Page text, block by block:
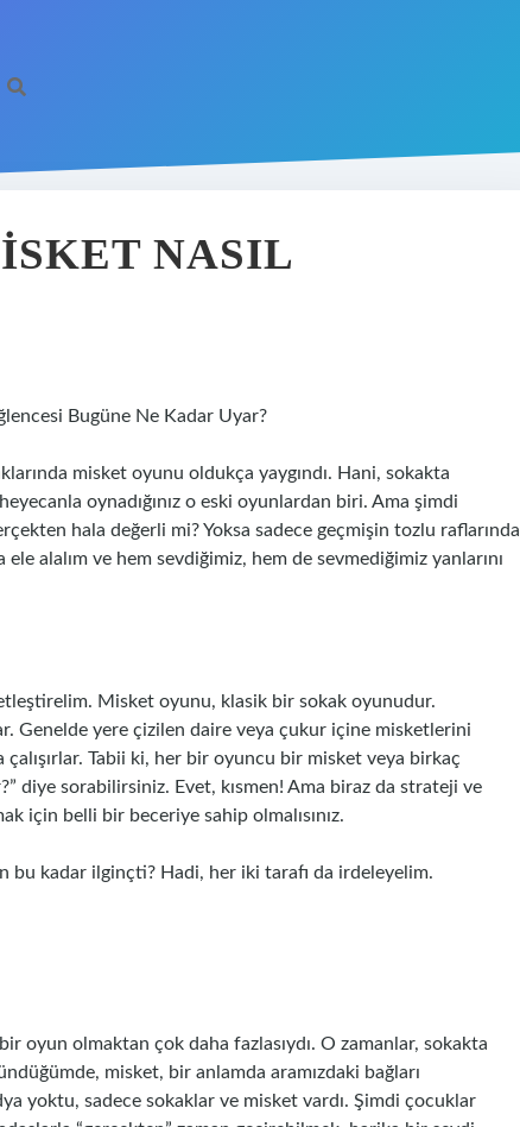
NASIL
Bugüne Ne Kadar Uyar?
misket oyunu oldukça yaygındı. Hani, sokakta
oynadığınız o eski oyunlardan biri. Ama şimdi
hala değerli mi? Yoksa sadece geçmişin tozlu raflarında
alalım ve hem sevdiğimiz, hem de sevmediğimiz yanlarını
Misket oyunu, klasik bir sokak oyunudur.
Genelde yere çizilen daire veya çukur içine misketlerini
Tabii ki, her bir oyuncu bir misket veya birkaç
diye sorabilirsiniz. Evet, kısmen! Ama biraz da strateji ve
için belli bir beceriye sahip olmalısınız.
bu kadar ilginçti? Hadi, her iki tarafı da irdeleyelim.
oyun olmaktan çok daha fazlasıydı. O zamanlar, sokakta
misket, bir anlamda aramızdaki bağları
yoktu, sadece sokaklar ve misket vardı. Şimdi çocuklar